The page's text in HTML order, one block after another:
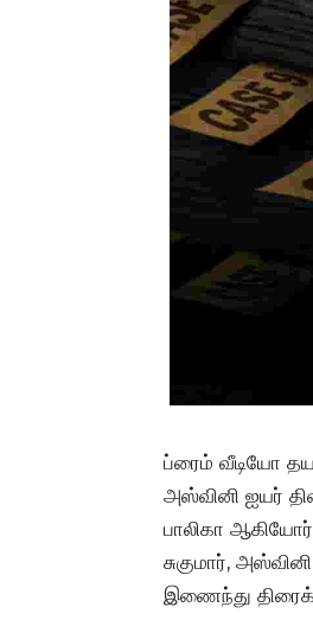
ப்ரைம் வீடியோ
அஸ்வினி ஐயர்
பாலிகா
சுகுமார்,
இணைந்து